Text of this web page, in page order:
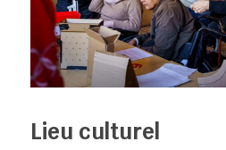
Lieu culturel